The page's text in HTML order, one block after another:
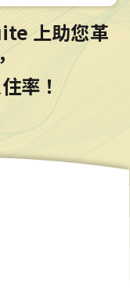
上助您革
率！